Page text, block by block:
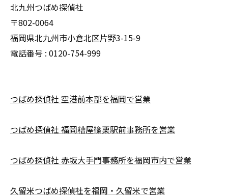
北九州つばめ探偵社
〒802-0064
福岡県北九州市小倉北区片野3-15-9
電話番号 : 0120-754-999
つばめ探偵社 空港前本部を福岡で営業
つばめ探偵社 福岡糟屋篠栗駅前事務所を営業
つばめ探偵社 赤坂大手門事務所を福岡市内で営業
久留米つばめ探偵社を福岡・久留米で営業